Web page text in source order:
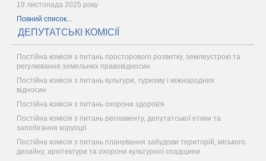
19 листопада 2025 року
Повний список...
ДЕПУТАТСЬКІ КОМІСІЇ
Постійна комісія з питань просторового розвитку, землеустрою та
регулювання земельних правовідносин
Постійна комісія з питань культури, туризму і міжнародних
відносин
Постійна комісія з питань охорони здоров'я
Постійна комісія з питань регламенту, депутатської етики та
запобігання корупції
Постійна комісія з питань планування забудови територій, міського
дизайну, архітектури та охорони культурної спадщини